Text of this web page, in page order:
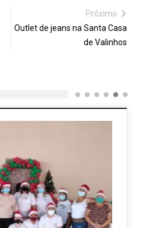
Próximo
Outlet de jeans na Santa Casa
de Valinhos